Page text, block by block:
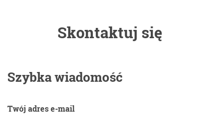
Skontaktuj się
Szybka wiadomość
Twój adres e-mail